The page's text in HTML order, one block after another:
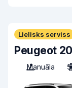
Lielisks serviss
Peugeot
Manuāla
5